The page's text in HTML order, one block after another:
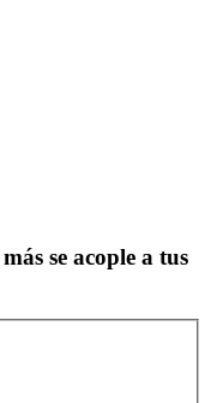
se acople a tus